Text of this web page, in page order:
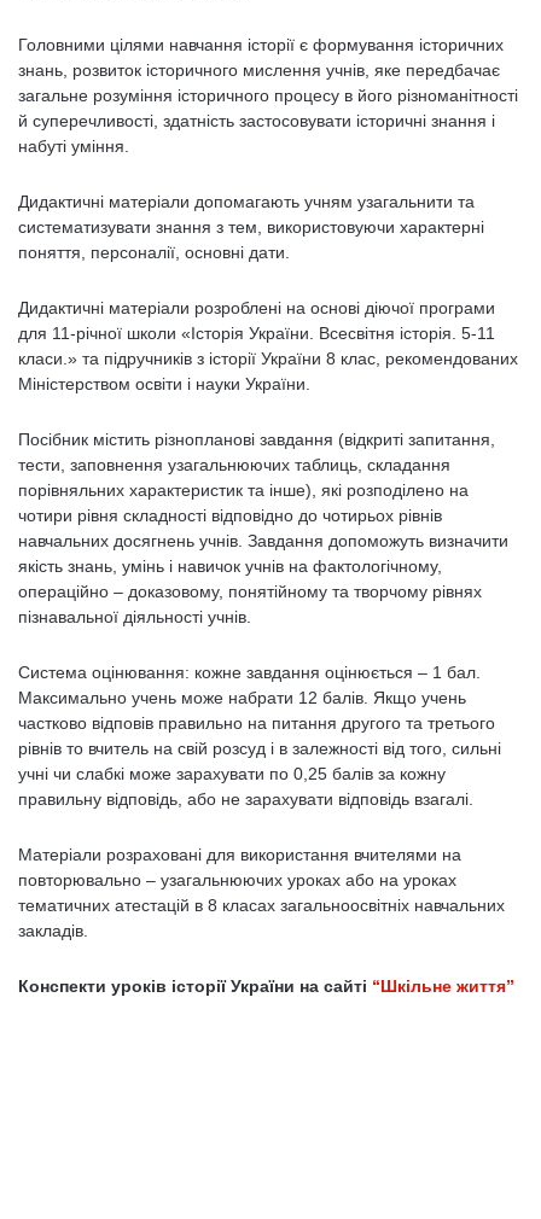
Головними цілями навчання історії є формування історичних
знань, розвиток історичного мислення учнів, яке передбачає
загальне розуміння історичного процесу в його різноманітності
й суперечливості, здатність застосовувати історичні знання і
набуті уміння.
Дидактичні матеріали допомагають учням узагальнити та
систематизувати знання з тем, використовуючи характерні
поняття, персоналії, основні дати.
Дидактичні матеріали розроблені на основі діючої програми
для 11-річної школи «Історія України. Всесвітня історія. 5-11
класи.» та підручників з історії України 8 клас, рекомендованих
Міністерством освіти і науки України.
Посібник містить різнопланові завдання (відкриті запитання,
тести, заповнення узагальнюючих таблиць, складання
порівняльних характеристик та інше), які розподілено на
чотири рівня складності відповідно до чотирьох рівнів
навчальних досягнень учнів. Завдання допоможуть визначити
якість знань, умінь і навичок учнів на фактологічному,
операційно – доказовому, понятійному та творчому рівнях
пізнавальної діяльності учнів.
Система оцінювання: кожне завдання оцінюється – 1 бал.
Максимально учень може набрати 12 балів. Якщо учень
частково відповів правильно на питання другого та третього
рівнів то вчитель на свій розсуд і в залежності від того, сильні
учні чи слабкі може зарахувати по 0,25 балів за кожну
правильну відповідь, або не зарахувати відповідь взагалі.
Матеріали розраховані для використання вчителями на
повторювально – узагальнюючих уроках або на уроках
тематичних атестацій в 8 класах загальноосвітніх навчальних
закладів.
Конспекти уроків історії України на сайті “Шкільне життя”